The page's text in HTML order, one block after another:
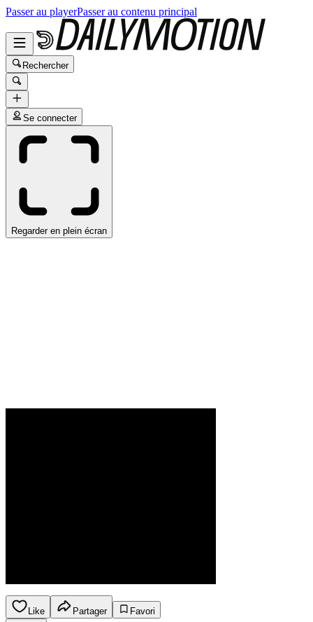
Passer au playerPasser au contenu principal
Rechercher
Se connecter
Regarder en plein écran
Like Partager
Favori